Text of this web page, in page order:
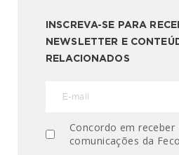
INSCREVA-SE PARA
NEWSLETTER E
RELACIONADOS
Concordo em receber
comunicações da